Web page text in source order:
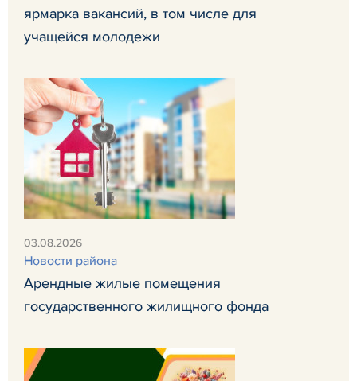
ярмарка вакансий, в том числе для
учащейся молодежи
03.08.2026
Новости района
Арендные жилые помещения
государственного жилищного фонда